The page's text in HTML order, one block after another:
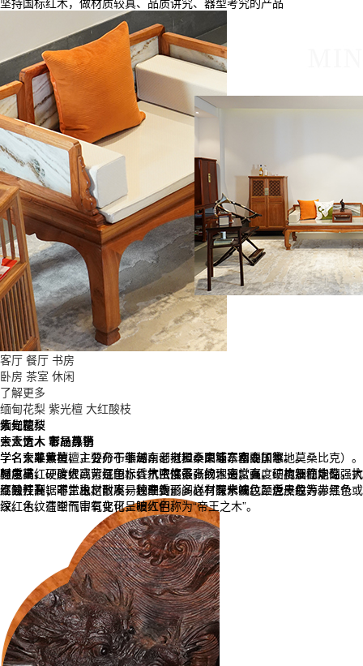
客厅 餐厅 书房
卧房 茶室 休闲
了解更多
缅甸花梨 紫光檀 大红酸枝
缅甸花梨
大众情人 市场热销
学名大果紫檀，主要产于缅甸、老挝和泰国等东南亚国家。
颜色桔红、砖红或紫红色，香气浓郁不张扬，密度高、硬度及稳定性强，
不易开裂、不生虫、耐腐，纹理绚丽多样，有水波纹、虎皮纹等。
紫光檀
帝王之木 彰显身份
学名东非黑黄檀，分布于非洲东部（坦桑尼亚、塞内加尔、莫桑比克）。
材质重，硬度很高，是国标红木密度最高的木头；强度、抗震性能高，抗
腐蚀性高；非常稳定，不易翘曲变形。心材深紫褐色至近黑色、带黑条
纹。木纹清晰而富有变化，被人们称为“帝王之木”。
大红酸枝
三大贡木 奢品尊享
学名交趾黄檀，主要分布于越南、老挝、柬埔寨和泰国等地。
强度高、硬度大、可沉于水，抗虫性强，纹理通常直，结构细而均匀。大
红酸枝开锯时，木材散发一种辛香，闻之有酸辛味。颜色一般为赤红色或
深红色，在空气中氧化可呈暗红色。